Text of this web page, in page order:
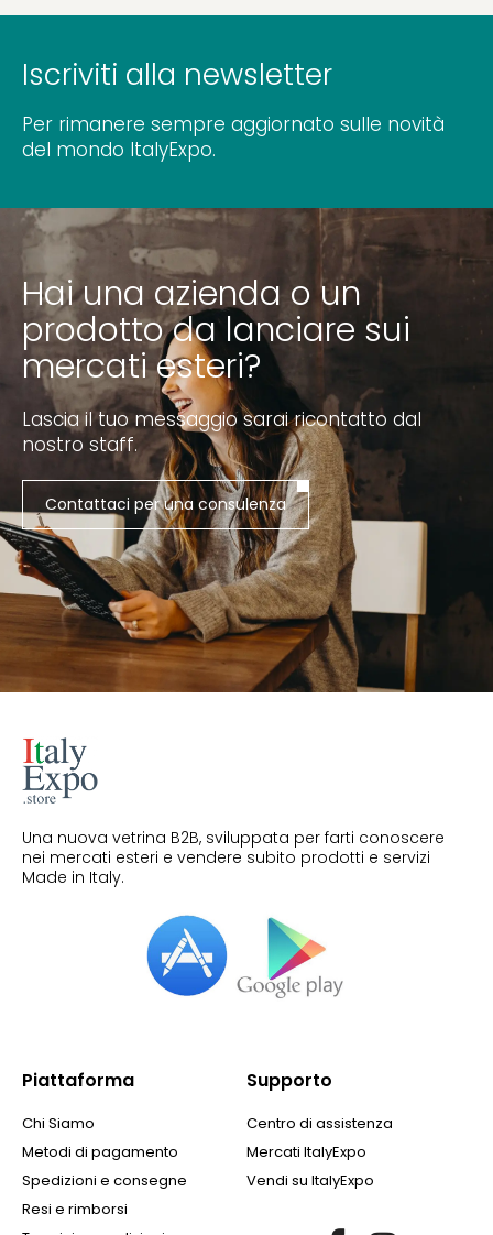
Iscriviti alla newsletter
Per rimanere sempre aggiornato sulle novità
del mondo ItalyExpo.
Hai una azienda o un
prodotto da lanciare sui
mercati esteri?
Lascia il tuo messaggio sarai ricontatto dal
nostro staff.
Contattaci per una consulenza
Una nuova vetrina B2B, sviluppata per farti conoscere
nei mercati esteri e vendere subito prodotti e servizi
Made in Italy.
Piattaforma
Chi Siamo
Metodi di pagamento
Spedizioni e consegne
Resi e rimborsi
Supporto
Centro di assistenza
Mercati ItalyExpo
Vendi su ItalyExpo